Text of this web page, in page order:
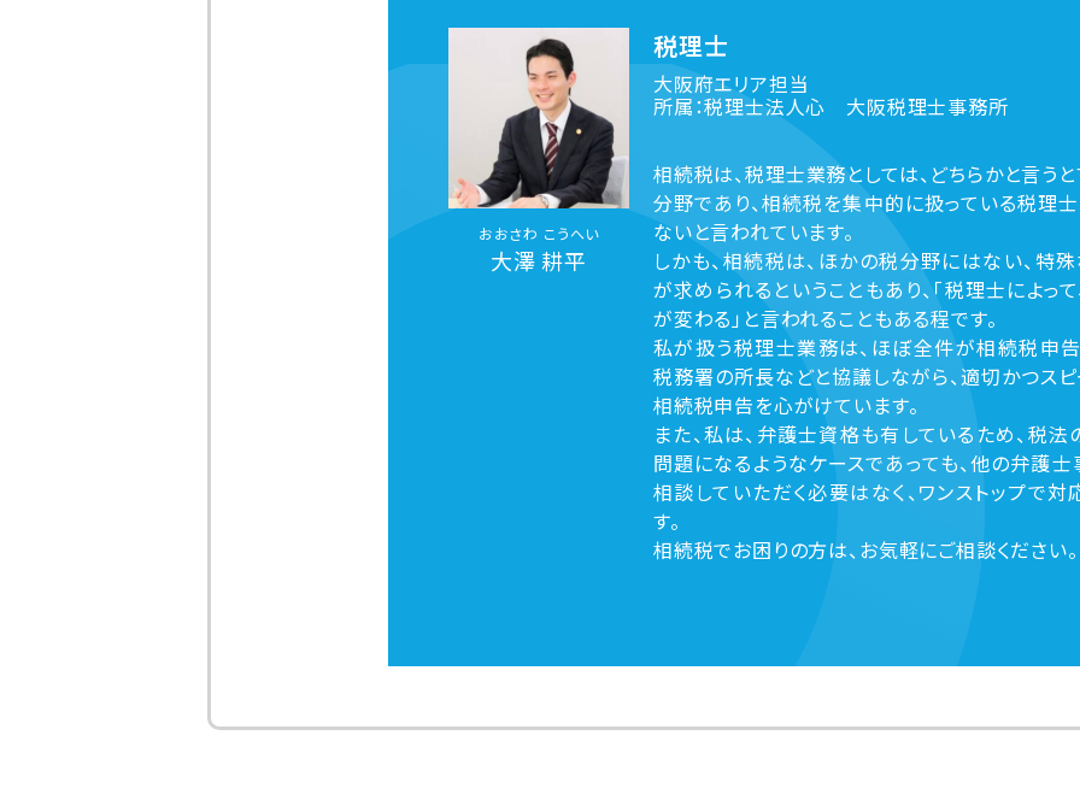
おおさわ こうへい
大澤 耕平
税理士
大阪府エリア担当
所属：税理士法人心 大阪税理士事務所
相続税は、税理士業務としては、どちらかと言う
分野であり、相続税を集中的に扱っている税理
ないと言われています。
しかも、相続税は、ほかの税分野にはない、特
が求められるということもあり、「税理士によっ
が変わる」と言われることもある程です。
私が扱う税理士業務は、ほぼ全件が相続税申告
税務署の所長などと協議しながら、適切かつス
相続税申告を心がけています。
また、私は、弁護士資格も有しているため、税
問題になるようなケースであっても、他の弁護
相談していただく必要はなく、ワンストップで
す。
相続税でお困りの方は、お気軽にご相談ください。